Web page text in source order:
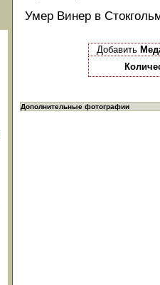
Умер Винер в
Добавить
Дополнительные фотографии